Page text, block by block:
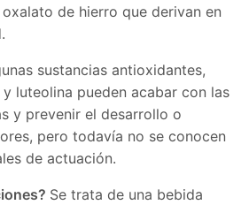
de hierro que derivan en
sustancias antioxidantes,
luteolina pueden acabar con las
y prevenir el desarrollo o
pero todavía no se conocen
de actuación.
Se trata de una bebida